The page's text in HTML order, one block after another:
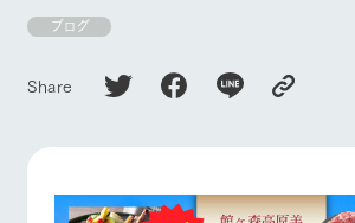
ガーデンの開花
状況などを毎日
ント・フェアの
情報やスケジュ
施設・体験情報
牧場に行く
ブログ
Share